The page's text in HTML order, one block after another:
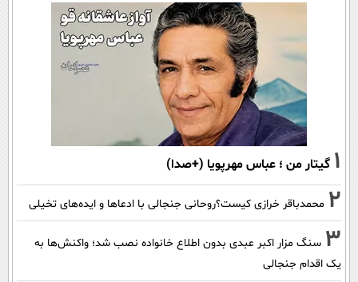
1 گیتار من ؛ عباس مهرپویا (+صدا)
2 محمدباقر خرازی کیست؟روحانی جنجالی با ادعاها و ایده‌های تخیلی
3 سنگ مزار اکبر عبدی بدون اطلاع خانواده نصب شد؛ واکنش‌ها به
یک اقدام جنجالی